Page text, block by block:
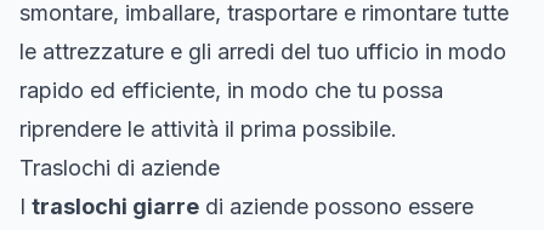
smontare, imballare, trasportare e rimontare tutte
le attrezzature e gli arredi del tuo ufficio in modo
rapido ed efficiente, in modo che tu possa
riprendere le attività il prima possibile.
Traslochi di aziende
I traslochi giarre di aziende possono essere